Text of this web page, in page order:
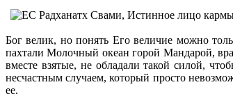
Бог велик, но понять Его величие можно
пахтали Молочный океан горой Мандарой,
вместе взятые, не обладали такой силой,
несчастным случаем, который просто
ее.